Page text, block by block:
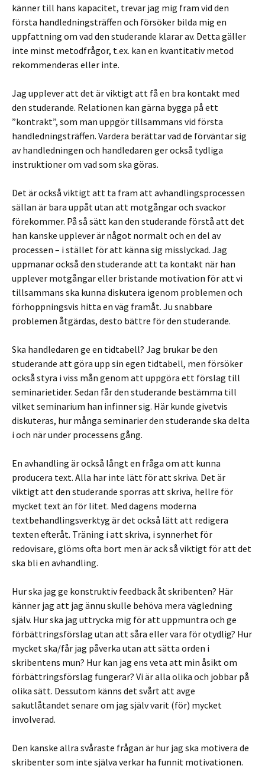
känner till hans kapacitet, trevar jag mig fram vid den
första handledningsträffen och försöker bilda mig en
uppfattning om vad den studerande klarar av. Detta gäller
inte minst metodfrågor, t.ex. kan en kvantitativ metod
rekommenderas eller inte.
Jag upplever att det är viktigt att få en bra kontakt med
den studerande. Relationen kan gärna bygga på ett
”kontrakt”, som man uppgör tillsammans vid första
handledningsträffen. Vardera berättar vad de förväntar sig
av handledningen och handledaren ger också tydliga
instruktioner om vad som ska göras.
Det är också viktigt att ta fram att avhandlingsprocessen
sällan är bara uppåt utan att motgångar och svackor
förekommer. På så sätt kan den studerande förstå att det
han kanske upplever är något normalt och en del av
processen – i stället för att känna sig misslyckad. Jag
uppmanar också den studerande att ta kontakt när han
upplever motgångar eller bristande motivation för att vi
tillsammans ska kunna diskutera igenom problemen och
förhoppningsvis hitta en väg framåt. Ju snabbare
problemen åtgärdas, desto bättre för den studerande.
Ska handledaren ge en tidtabell? Jag brukar be den
studerande att göra upp sin egen tidtabell, men försöker
också styra i viss mån genom att uppgöra ett förslag till
seminarietider. Sedan får den studerande bestämma till
vilket seminarium han infinner sig. Här kunde givetvis
diskuteras, hur många seminarier den studerande ska delta
i och när under processens gång.
En avhandling är också långt en fråga om att kunna
producera text. Alla har inte lätt för att skriva. Det är
viktigt att den studerande sporras att skriva, hellre för
mycket text än för litet. Med dagens moderna
textbehandlingsverktyg är det också lätt att redigera
texten efteråt. Träning i att skriva, i synnerhet för
redovisare, glöms ofta bort men är ack så viktigt för att det
ska bli en avhandling.
Hur ska jag ge konstruktiv feedback åt skribenten? Här
känner jag att jag ännu skulle behöva mera vägledning
själv. Hur ska jag uttrycka mig för att uppmuntra och ge
förbättringsförslag utan att såra eller vara för otydlig? Hur
mycket ska/får jag påverka utan att sätta orden i
skribentens mun? Hur kan jag ens veta att min åsikt om
förbättringsförslag fungerar? Vi är alla olika och jobbar på
olika sätt. Dessutom känns det svårt att avge
sakutlåtandet senare om jag själv varit (för) mycket
involverad.
Den kanske allra svåraste frågan är hur jag ska motivera de
skribenter som inte själva verkar ha funnit motivationen.